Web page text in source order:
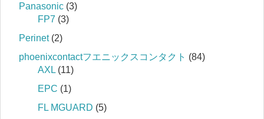
Panasonic (3)
FP7 (3)
Perinet(2)
phoenixcontactフエニックスコンタクト (84)
AXL (11)
EPC (1)
FL MGUARD (5)